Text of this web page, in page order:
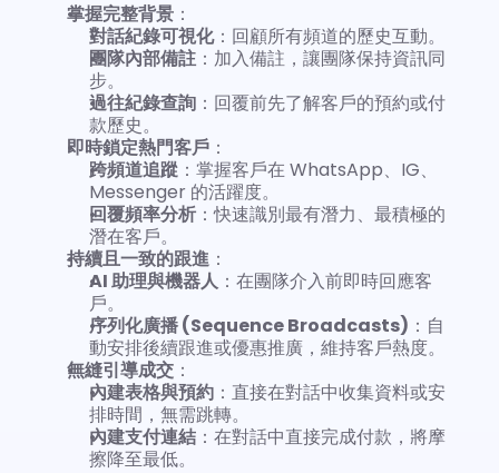
掌握完整背景 ：
對話紀錄可視化：回顧所有頻道的歷史互動。
團隊內部備註 ：加入備註，讓團隊保持資訊同
步。
過往紀錄查詢 ：回覆前先了解客戶的預約或付
款歷史。
即時鎖定熱門客戶 ：
跨頻道追蹤 ：掌握客戶在 WhatsApp、IG、
Messenger 的活躍度。
回覆頻率分析 ：快速識別最有潛力、最積極的
潛在客戶。
持續且一致的跟進 ：
AI 助理與機器人 ：在團隊介入前即時回應客
戶。
序列化廣播 (Sequence Broadcasts) ：自
動安排後續跟進或優惠推廣，維持客戶熱度。
無縫引導成交 ：
內建表格與預約 ：直接在對話中收集資料或安
排時間，無需跳轉。
內建支付連結 ：在對話中直接完成付款，將摩
擦降至最低。